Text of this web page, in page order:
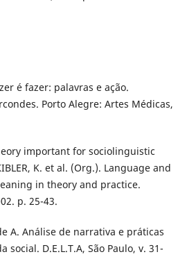
é fazer: palavras e ação.
Porto Alegre: Artes Médicas,
important for sociolinguistic
K. et al. (Org.). Language and
in theory and practice.
p. 25-43.
A. Análise de narrativa e práticas
D.E.L.T.A, São Paulo, v. 31-